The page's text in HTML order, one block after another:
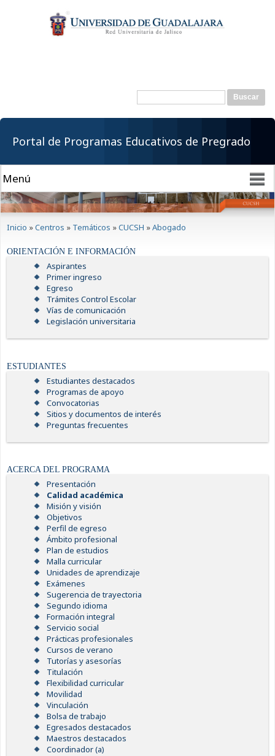
contenido
principal
Formulario de
Buscar
Portal de Programas Educativos de Pregrado
Inicio »Centros » Temáticos »CUCSH »Abogado
ORIENTACIÓN E INFORMACIÓN
Aspirantes
Primer ingreso
Egreso
Trámites Control Escolar
Vías de comunicación
Legislación universitaria
ESTUDIANTES
Estudiantes destacados
Programas de apoyo
Convocatorias
Sitios y documentos de interés
Preguntas frecuentes
ACERCA DEL PROGRAMA
Presentación
Calidad académica
Misión y visión
Objetivos
Perfil de egreso
Ámbito profesional
Plan de estudios
Malla curricular
Unidades de aprendizaje
Exámenes
Sugerencia de trayectoria
Segundo idioma
Formación integral
Servicio social
Prácticas profesionales
Cursos de verano
Tutorías y asesorías
Titulación
Flexibilidad curricular
Movilidad
Vinculación
Bolsa de trabajo
Egresados destacados
Maestros destacados
Coordinador (a)